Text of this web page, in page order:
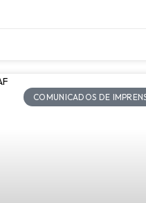
COMUNICADOS DE